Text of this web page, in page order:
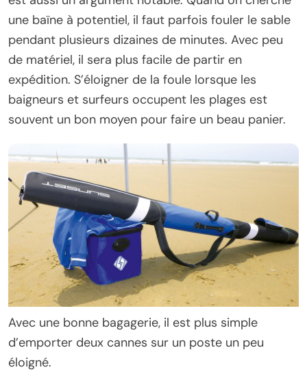
une baïne à potentiel, il faut parfois fouler le sable
pendant plusieurs dizaines de minutes. Avec peu
de matériel, il sera plus facile de partir en
expédition. S’éloigner de la foule lorsque les
baigneurs et surfeurs occupent les plages est
souvent un bon moyen pour faire un beau panier.
Avec une bonne bagagerie, il est plus simple
d’emporter deux cannes sur un poste un peu
éloigné.